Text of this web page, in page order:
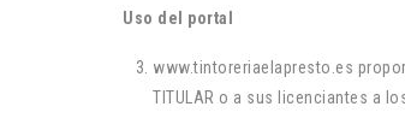
Uso del portal
www.tintoreriaelapresto.es
TITULAR o a sus licenciantes a